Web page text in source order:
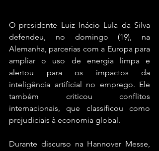
O presidente Luiz Inácio Lula da Silva
defendeu, no domingo (19), na
Alemanha, parcerias com a Europa para
ampliar o uso de energia limpa e
alertou para os impactos da
inteligência artificial no emprego. Ele
também criticou conflitos
internacionais, que classificou como
prejudiciais à economia global.
Durante discurso na Hannover Messe,